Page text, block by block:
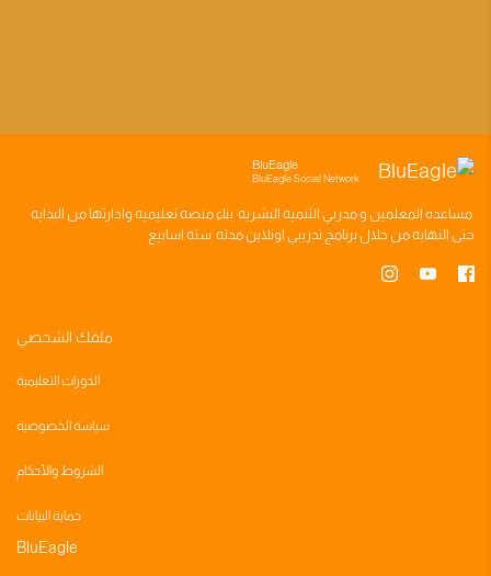
BluEagle
BluEagle Social Network
مساعده المعلمين ومدربي التنميه البشريه بناءمنصه تعليميه وادارتها من البدايه
حتى النهايه من خلال برنامج تدريبي اونلاين مدته سته اسابيع
ملفك الشخصي
الدورات التعليمية
سياسة الخصوصية
الشروط والأحكام
حماية البيانات
BluEagle